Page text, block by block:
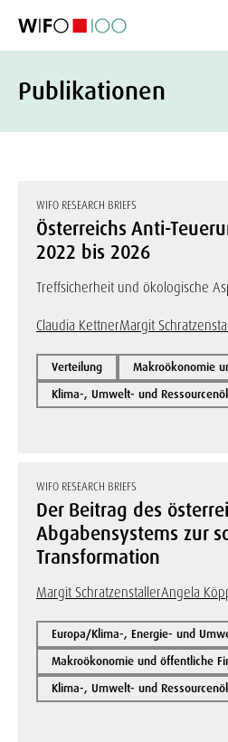
Publikationen
WIFO RESEARCH BRIEFS
Österreichs Anti-
2022 bis 2026
Treffsicherheit und ökologische
Claudia KettnerMargit
Verteilung
Makroökonomie
Klima-, Umwelt- und
WIFO RESEARCH BRIEFS
Der Beitrag des
Abgabensystems zur
Transformation
Margit SchratzenstallerAngela
Europa/Klima-, Energie- und
Makroökonomie und öffentliche
Klima-, Umwelt- und